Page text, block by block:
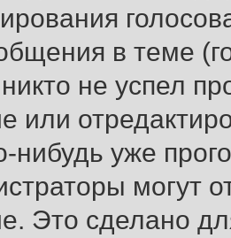
в теме
не успел
или
нибудь уже
могут
Это сделано